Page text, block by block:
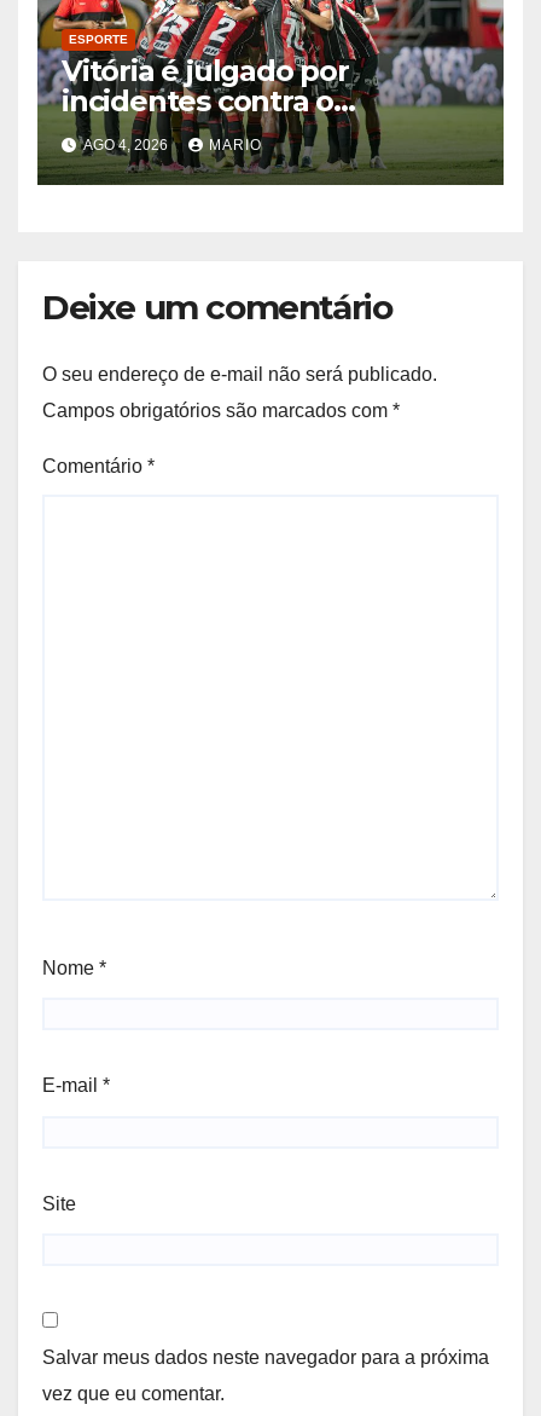
ESPORTE
Vitória é julgado por
incidentes contra o
Palmeiras; veja as decisões
AGO 4, 2026 MARIO
Deixe um comentário
O seu endereço de e-mail não será publicado.
Campos obrigatórios são marcados com *
Comentário *
Nome *
E-mail *
Site
Salvar meus dados neste navegador para a próxima
vez que eu comentar.